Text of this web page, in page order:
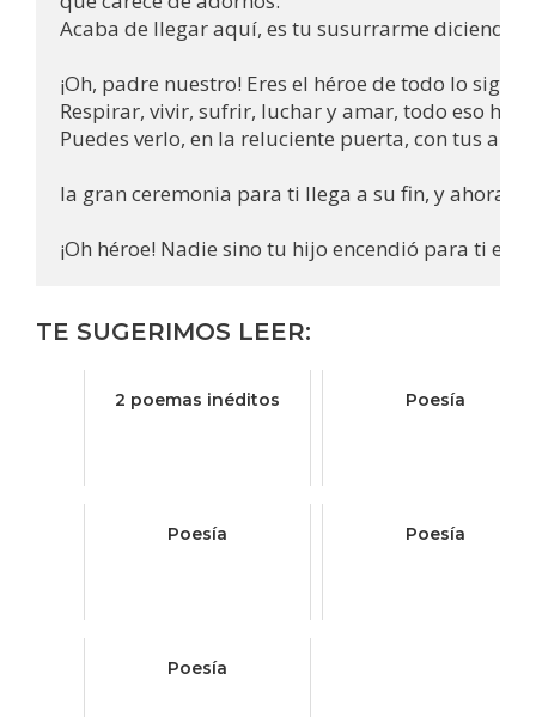
TE SUGERIMOS LEER:
2 poemas inéditos Poesía
Poesía Poesía
Poesía